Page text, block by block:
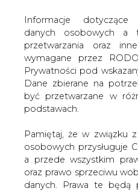
Informacje dotyczące
danych osobowych a
przetwarzania oraz
wymagane przez
Prywatności pod
Dane zbierane na
być przetwarzane w
podstawach.
Pamiętaj, że w związku
osobowych przysługuje
a przede wszystkim
oraz prawo sprzeciwu
danych. Prawa te będą
Piechociński: